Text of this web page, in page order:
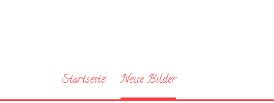
Startseite Neue Bilder